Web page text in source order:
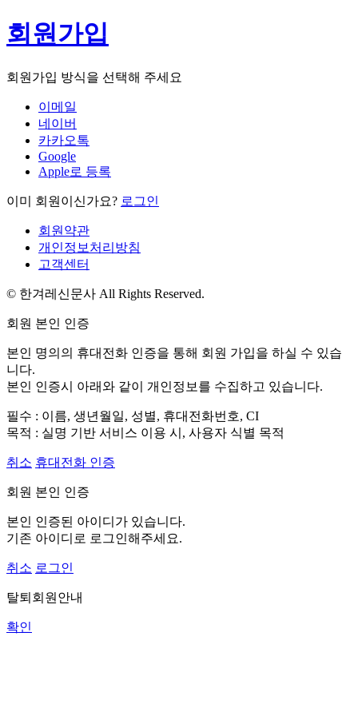
회원가입
회원가입 방식을 선택해 주세요
이메일
네이버
카카오톡
Google
Apple로 등록
이미 회원이신가요? 로그인
회원약관
개인정보처리방침
고객센터
© 한겨레신문사 All Rights Reserved.
회원 본인 인증
본인 명의의 휴대전화 인증을 통해 회원 가입을 하실 수 있습
니다.
본인 인증시 아래와 같이 개인정보를 수집하고 있습니다.
필수 : 이름, 생년월일, 성별, 휴대전화번호, CI
목적 : 실명 기반 서비스 이용 시, 사용자 식별 목적
취소 휴대전화 인증
회원 본인 인증
본인 인증된 아이디가 있습니다.
기존 아이디로 로그인해주세요.
취소 로그인
탈퇴회원안내
확인